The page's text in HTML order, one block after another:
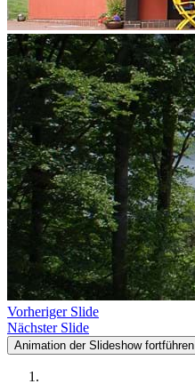
Vorheriger Slide
Nächster Slide
Animation der Slideshow fortführen